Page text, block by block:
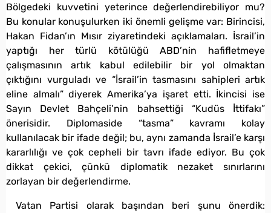
Bölgedeki kuvvetini yeterince değerlendirebiliyor mu?
Bu konular konuşulurken iki önemli gelişme var: Birincisi,
Hakan Fidan’ın Mısır ziyaretindeki açıklamaları. İsrail’in
yaptığı her türlü kötülüğü ABD’nin hafifletmeye
çalışmasının artık kabul edilebilir bir yol olmaktan
çıktığını vurguladı ve “İsrail’in tasmasını sahipleri artık
eline almalı” diyerek Amerika’ya işaret etti. İkincisi ise
Sayın Devlet Bahçeli’nin bahsettiği “Kudüs İttifakı”
önerisidir. Diplomaside “tasma” kavramı kolay
kullanılacak bir ifade değil; bu, aynı zamanda İsrail’e karşı
kararlılığı ve çok cepheli bir tavrı ifade ediyor. Bu çok
dikkat çekici, çünkü diplomatik nezaket sınırlarını
zorlayan bir değerlendirme.
Vatan Partisi olarak başından beri şunu önerdik: